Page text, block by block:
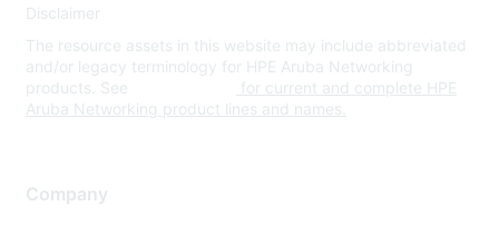
Disclaimer
The resource assets in this website may include abbreviated
and/or legacy terminology for HPE Aruba Networking
products. See
for current and complete HPE
Aruba Networking product lines and names.
Company